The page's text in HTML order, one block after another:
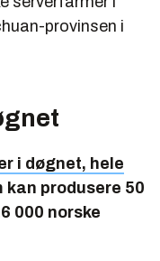
provinsen i
i døgnet, hele
kan produsere 50
000 norske